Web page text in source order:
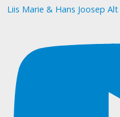
Liis Marie & Hans Joosep